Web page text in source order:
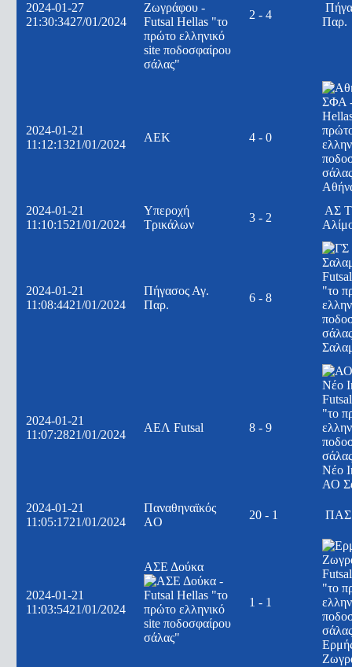
2024-01-27
21:30:3427/01/2024
2 - 4
Παρ.
2024-01-21
11:12:1321/01/2024
ΑΕΚ 4 - 0
2024-01-21
11:10:1521/01/2024
Υπεροχή
Τρικάλων
3 - 2
ΑΣ
2024-01-21
11:08:4421/01/2024
Πήγασος Αγ.
Παρ.
6 - 8
2024-01-21
11:07:2821/01/2024
ΑΕΛ Futsal 8 - 9
Νέο
ΑΟ
2024-01-21
11:05:1721/01/2024
Παναθηναϊκός
AO
20 - 1 ΠΑΣ
2024-01-21
11:03:5421/01/2024
ΑΣΕ Δούκα
1 - 1